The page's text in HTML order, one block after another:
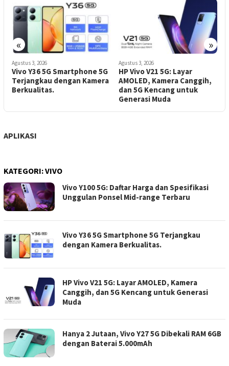
« »
Agustus 3, 2026
Vivo Y36 5G Smartphone 5G
Terjangkau dengan Kamera
Berkualitas.
Agustus 3, 2026
HP Vivo V21 5G: Layar
AMOLED, Kamera Canggih,
dan 5G Kencang untuk
Generasi Muda
APLIKASI
KATEGORI:VIVO
Vivo Y100 5G: Daftar Harga dan Spesifikasi
Unggulan Ponsel Mid-range Terbaru
Vivo Y36 5G Smartphone 5G Terjangkau
dengan Kamera Berkualitas.
HP Vivo V21 5G: Layar AMOLED, Kamera
Canggih, dan 5G Kencang untuk Generasi
Muda
Hanya 2 Jutaan, Vivo Y27 5G Dibekali RAM 6GB
dengan Baterai 5.000mAh